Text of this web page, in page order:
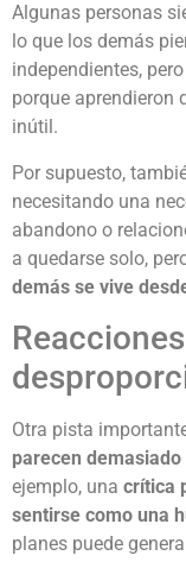
Algunas personas
lo que los demás
independientes,
porque aprendieron
inútil.
Por supuesto,
necesitando una
abandono o
a quedarse solo,
demás se vive
Otra pista
parecen
ejemplo, una crítica
sentirse como una
planes puede